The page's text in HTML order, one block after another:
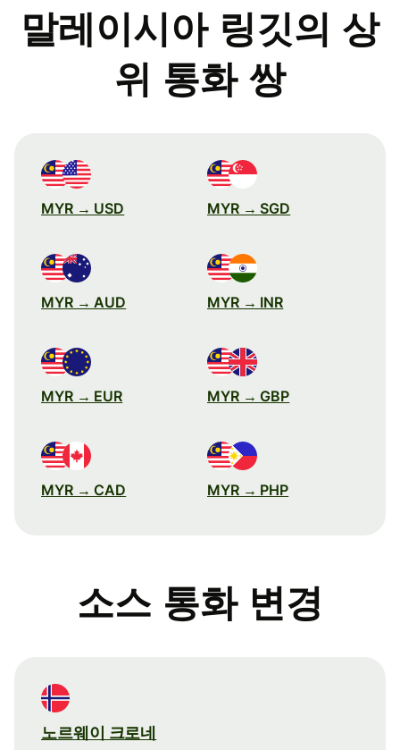
말레이시아 링깃의 상
위 통화 쌍
MYR → USD MYR → SGD
MYR → AUD MYR → INR
MYR → EUR MYR → GBP
MYR → CAD MYR → PHP
소스 통화 변경
노르웨이 크로네